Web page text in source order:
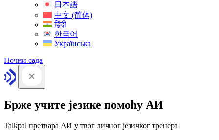
日本語
中文 (简体)
हिंदी
한국어
Українська
Почни сада
Брже учите језике помоћу АИ
Talkpal претвара АИ у твог личног језичког тренера